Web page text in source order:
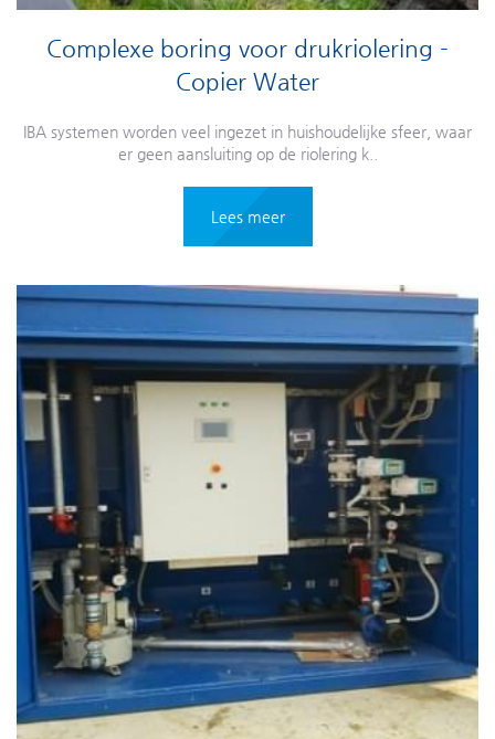
Complexe boring voor drukriolering -
Copier Water
IBA systemen worden veel ingezet in huishoudelijke sfeer, waar
er geen aansluiting op de riolering k..
Lees meer